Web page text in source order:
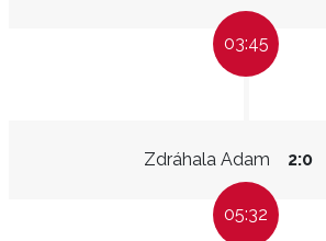
03:45
Zdráhala Adam 2:0
05:32